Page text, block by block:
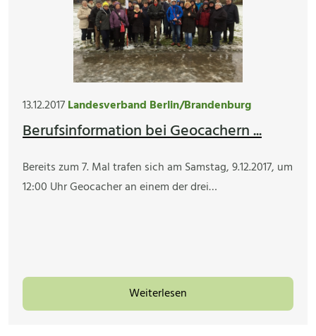
13.12.2017Landesverband Berlin/Brandenburg
Berufsinformation bei Geocachern ...
Bereits zum 7. Mal trafen sich am Samstag, 9.12.2017, um
12:00 Uhr Geocacher an einem der drei…
Weiterlesen